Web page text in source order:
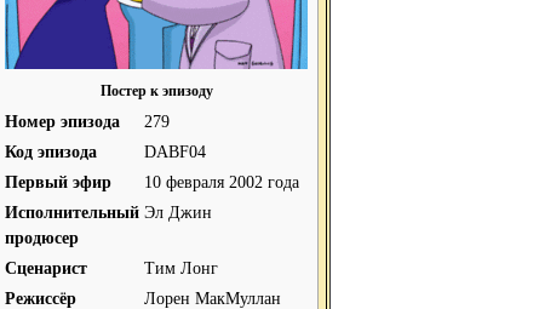
Постер к эпизоду
Номер эпизода
279
Код эпизода
DABF04
Первый эфир
10 февраля 2002 года
Исполнительный
продюсер
Эл Джин
Сценарист
Тим Лонг
Режиссёр
Лорен МакМуллан